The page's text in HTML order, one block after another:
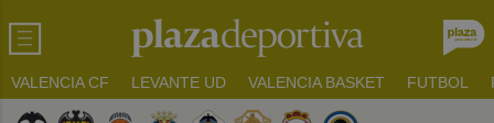
VALENCIA CF LEVANTE UD VALENCIA BASKET FUTBOL